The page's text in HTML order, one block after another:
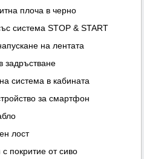
плоча в черно
система STOP & START
на лентата
задръстване
система в кабината
за смартфон
лост
покритие от сиво